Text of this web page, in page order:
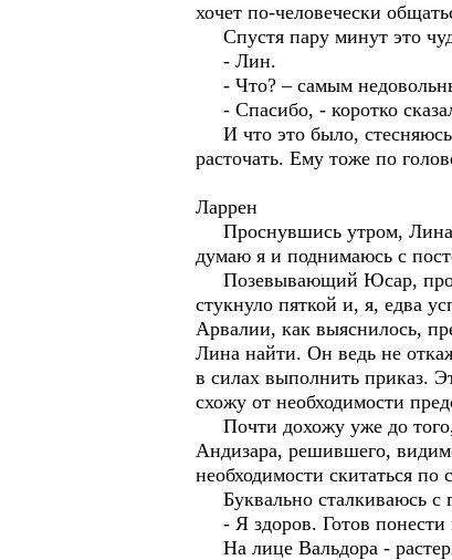
хочет по-человечески
Спустя пару минут это
- Лин.
- Что? – самым
- Спасибо, - коротко
И что это было, стесняюсь
расточать. Ему тоже по
Ларрен
Проснувшись утром, Лина
думаю я и поднимаюсь с
Позевывающий Юсар,
стукнуло пяткой и, я, едва
Арвалии, как выяснилось,
Лина найти. Он ведь не
в силах выполнить приказ.
схожу от необходимости
Почти дохожу уже до того,
Андизара, решившего,
необходимости скитаться по
Буквально сталкиваюсь с
- Я здоров. Готов понести
На лице Вальдора -